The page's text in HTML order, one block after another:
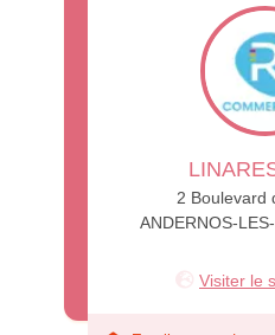
2 Boulevard
ANDERNOS-
Visiter le